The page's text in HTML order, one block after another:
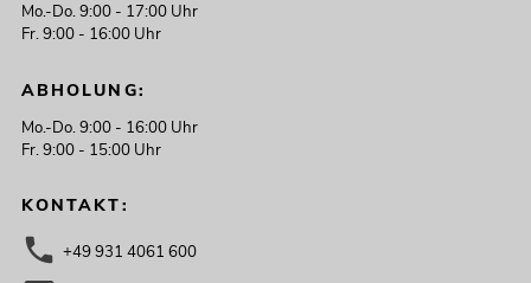
Mo.-Do. 9:00 - 17:00 Uhr
Fr. 9:00 - 16:00 Uhr
ABHOLUNG:
Mo.-Do. 9:00 - 16:00 Uhr
Fr. 9:00 - 15:00 Uhr
KONTAKT:
+49 931 4061 600